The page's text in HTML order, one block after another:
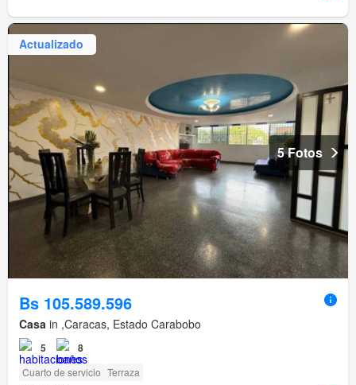
Actualizado
5 Fotos
Bs 105.589.596
Casa in ,Caracas, Estado Carabobo
5 8
Cuarto de servicio Terraza